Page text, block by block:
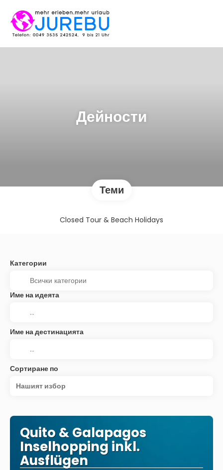
Дейности
Теми
Closed Tour & Beach Holidays
Категории
Име на идеята
Име на дестинацията
Сортиране по
Нашият избор
Quito & Galapagos
Inselhopping inkl.
Ausflügen